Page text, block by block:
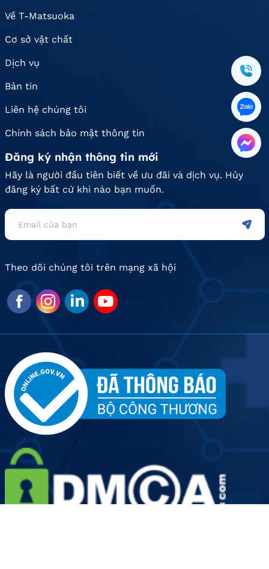
Về T-Matsuoka
Cơ sở vật chất
Dịch vụ
Bản tin
Liên hệ chúng tôi
Chính sách bảo mật thông tin
Đăng ký nhận thông tin mới
Hãy là người đầu tiên biết về ưu đãi và dịch vụ. Hủy
đăng ký bất cứ khi nào bạn muốn.
Theo dõi chúng tôi trên mạng xã hội